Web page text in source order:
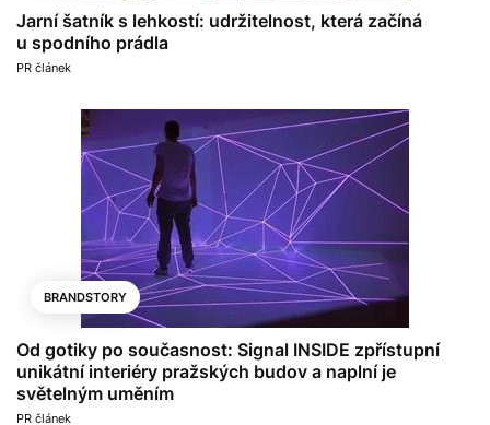
Jarní šatník s lehkostí: udržitelnost, která začíná
u spodního prádla
PR článek
BRANDSTORY
Od gotiky po současnost: Signal INSIDE zpřístupní
unikátní interiéry pražských budov a naplní je
světelným uměním
PR článek